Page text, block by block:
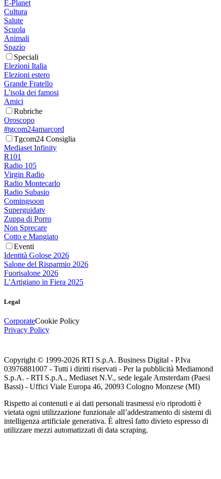
E-Planet
Cultura
Salute
Scuola
Animali
Spazio
Speciali
Elezioni Italia
Elezioni estero
Grande Fratello
L'isola dei famosi
Amici
Rubriche
Oroscopo
#tgcom24amarcord
Tgcom24 Consiglia
Mediaset Infinity
R101
Radio 105
Virgin Radio
Radio Montecarlo
Radio Subasio
Comingsoon
Superguidatv
Zuppa di Porro
Non Sprecare
Cotto e Mangiato
Eventi
Identità Golose 2026
Salone del Risparmio 2026
Fuorisalone 2026
L'Artigiano in Fiera 2025
Legal
CorporateCookie Policy
Privacy Policy
Copyright © 1999-2026 RTI S.p.A. Business Digital - P.Iva
03976881007 - Tutti i diritti riservati - Per la pubblicità Mediamond
S.p.A. - RTI S.p.A., Mediaset N.V., sede legale Amsterdam (Paesi
Bassi) - Uffici Viale Europa 46, 20093 Cologno Monzese (MI)
Rispetto ai contenuti e ai dati personali trasmessi e/o riprodotti è
vietata ogni utilizzazione funzionale all’addestramento di sistemi di
intelligenza artificiale generativa. È altresì fatto divieto espresso di
utilizzare mezzi automatizzati di data scraping.